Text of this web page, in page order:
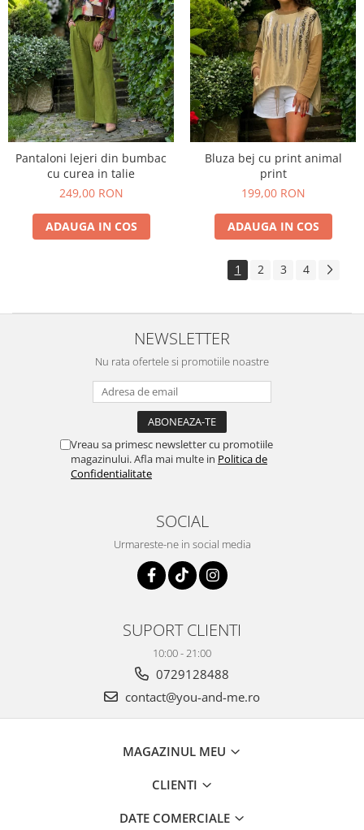
Pantaloni lejeri din bumbac
cu curea in talie
249,00 RON
ADAUGA IN COS
Bluza bej cu print animal
print
199,00 RON
ADAUGA IN COS
1 2 3 4
NEWSLETTER
Nu rata ofertele si promotiile noastre
Vreau sa primesc newsletter cu promotiile
magazinului. Afla mai multe in Politica de
Confidentialitate
SOCIAL
Urmareste-ne in social media
SUPORT CLIENTI
10:00 - 21:00
0729128488
contact@you-and-me.ro
MAGAZINUL MEU
CLIENTI
DATE COMERCIALE